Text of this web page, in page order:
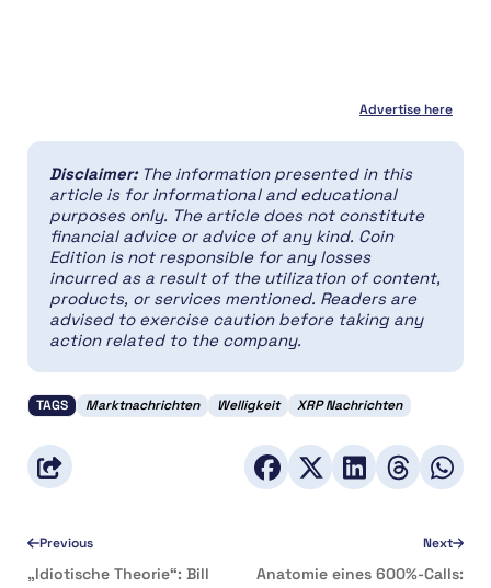
Advertise here
Disclaimer: The information presented in this
article is for informational and educational
purposes only. The article does not constitute
financial advice or advice of any kind. Coin
Edition is not responsible for any losses
incurred as a result of the utilization of content,
products, or services mentioned. Readers are
advised to exercise caution before taking any
action related to the company.
TAGS Marktnachrichten Welligkeit XRP Nachrichten
Previous
„Idiotische Theorie“: Bill
Next
Anatomie eines 600%-Calls: